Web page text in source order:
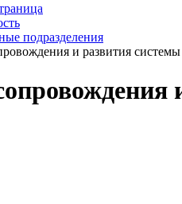
подразделения
и развития